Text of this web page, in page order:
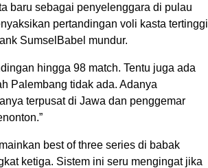
baru sebagai penyelenggara di pulau
pertandingan voli kasta tertinggi
SumselBabel mundur.
hingga 98 match. Tentu juga ada
Palembang tidak ada. Adanya
terpusat di Jawa dan penggemar
best of three series di babak
ketiga. Sistem ini seru mengingat jika